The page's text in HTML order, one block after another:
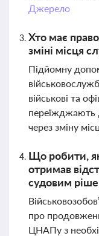
Джерело
Хто має
зміні місця
Підйомну
військові та
переїжджають
через зміну
Що робити,
отримав
судовим
про
ЦНАПу з